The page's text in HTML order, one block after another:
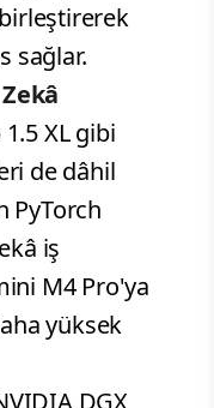
sağlar.
XL gibi
de dâhil
PyTorch
iş
M4 Pro'ya
yüksek
DGX